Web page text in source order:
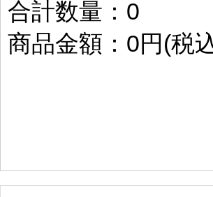
合計数量： 0
商品金額： 0円(税